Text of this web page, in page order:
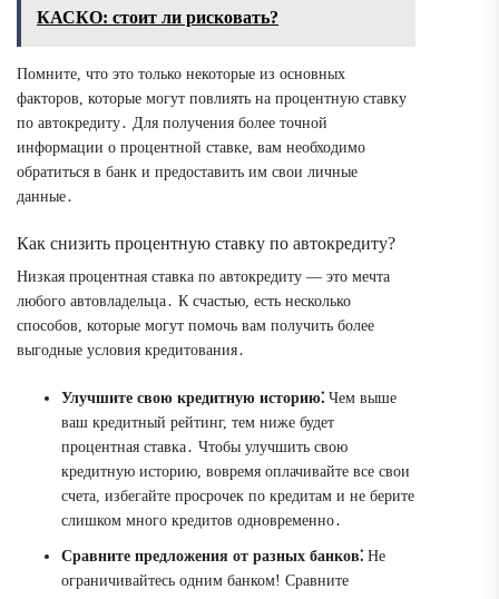
КАСКО: стоит ли рисковать?
Помните, что это только некоторые из основных
факторов, которые могут повлиять на процентную ставку
по автокредиту․ Для получения более точной
информации о процентной ставке, вам необходимо
обратиться в банк и предоставить им свои личные
данные․
Как снизить процентную ставку по автокредиту?
Низкая процентная ставка по автокредиту — это мечта
любого автовладельца․ К счастью, есть несколько
способов, которые могут помочь вам получить более
выгодные условия кредитования․
Улучшите свою кредитную историю⁚ Чем выше
ваш кредитный рейтинг, тем ниже будет
процентная ставка․ Чтобы улучшить свою
кредитную историю, вовремя оплачивайте все свои
счета, избегайте просрочек по кредитам и не берите
слишком много кредитов одновременно․
Сравните предложения от разных банков⁚ Не
ограничивайтесь одним банком! Сравните